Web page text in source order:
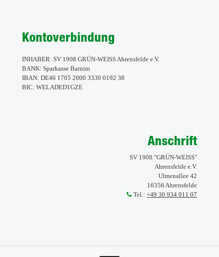
Kontoverbindung
INHABER: SV 1908 GRÜN-WEISS Ahrensfelde e.V.
BANK: Sparkasse Barnim
IBAN: DE46 1705 2000 3330 0192 38
BIC: WELADED1GZE
Anschrift
SV 1908 "GRÜN-WEISS"
Ahrensfelde e.V.
Ulmenallee 42
16356 Ahrensfelde
Tel.: +49 30 934 911 07